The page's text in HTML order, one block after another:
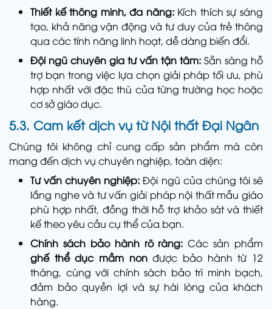
Thiết kế thông minh, đa năng: Kích thích sự sáng
tạo, khả năng vận động và tư duy của trẻ thông
qua các tính năng linh hoạt, dễ dàng biến đổi.
Đội ngũ chuyên gia tư vấn tận tâm: Sẵn sàng hỗ
trợ bạn trong việc lựa chọn giải pháp tối ưu, phù
hợp nhất với đặc thù của từng trường học hoặc
cơ sở giáo dục.
5.3. Cam kết dịch vụ từ Nội thất Đại Ngân
Chúng tôi không chỉ cung cấp sản phẩm mà còn
mang đến dịch vụ chuyên nghiệp, toàn diện:
Tư vấn chuyên nghiệp: Đội ngũ của chúng tôi sẽ
lắng nghe và tư vấn giải pháp nội thất mẫu giáo
phù hợp nhất, đồng thời hỗ trợ khảo sát và thiết
kế theo yêu cầu cụ thể của bạn.
Chính sách bảo hành rõ ràng:Các sản phẩm
ghế thể dục mầm nonđược bảo hành từ 12
tháng, cùng với chính sách bảo trì minh bạch,
đảm bảo quyền lợi và sự hài lòng của khách
hàng.